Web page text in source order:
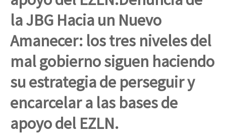
La Sexta
AutonomÍa y Resistencia
Megaproyectos
Niñxs
Dia 1: Encontro “Guerra contra a Humanidade”
[CDMX – 20 julio] Jornadas globales por la libertad de Jesús
“Sonhando a Terra do Bem Virá” se publica no Estado Espanhol
la JBG Hacia un Nuevo
Amanecer: los tres niveles del
mal gobierno siguen haciendo
su estrategia de perseguir y
encarcelar a las bases de
apoyo del EZLN.